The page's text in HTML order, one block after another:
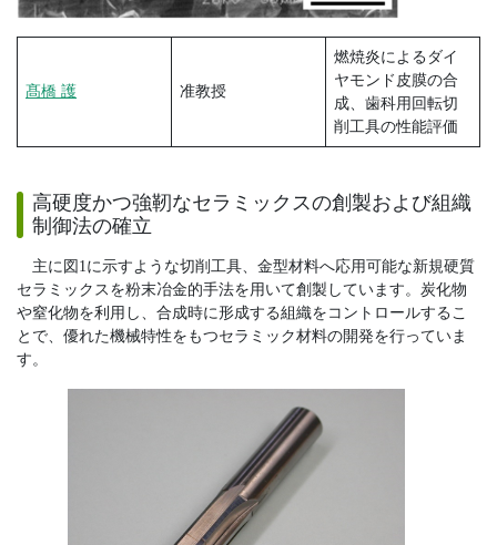
髙橋 護 准教授
燃焼炎によるダイ
ヤモンド皮膜の合
成、歯科用回転切
削工具の性能評価
高硬度かつ強靭なセラミックスの創製および組織
制御法の確立
主に図1に示すような切削工具、金型材料へ応用可能な新規硬質
セラミックスを粉末冶金的手法を用いて創製しています。炭化物
や窒化物を利用し、合成時に形成する組織をコントロールするこ
とで、優れた機械特性をもつセラミック材料の開発を行っていま
す。